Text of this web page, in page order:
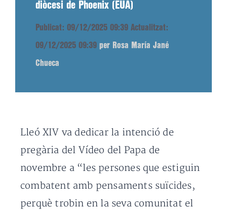
diòcesi de Phoenix (EUA)
Publicat: 09/12/2025 09:39 Actualitzat:
09/12/2025 09:39 per Rosa María Jané
Chueca
Lleó XIV va dedicar la intenció de
pregària del Vídeo del Papa de
novembre a “les persones que estiguin
combatent amb pensaments suïcides,
perquè trobin en la seva comunitat el